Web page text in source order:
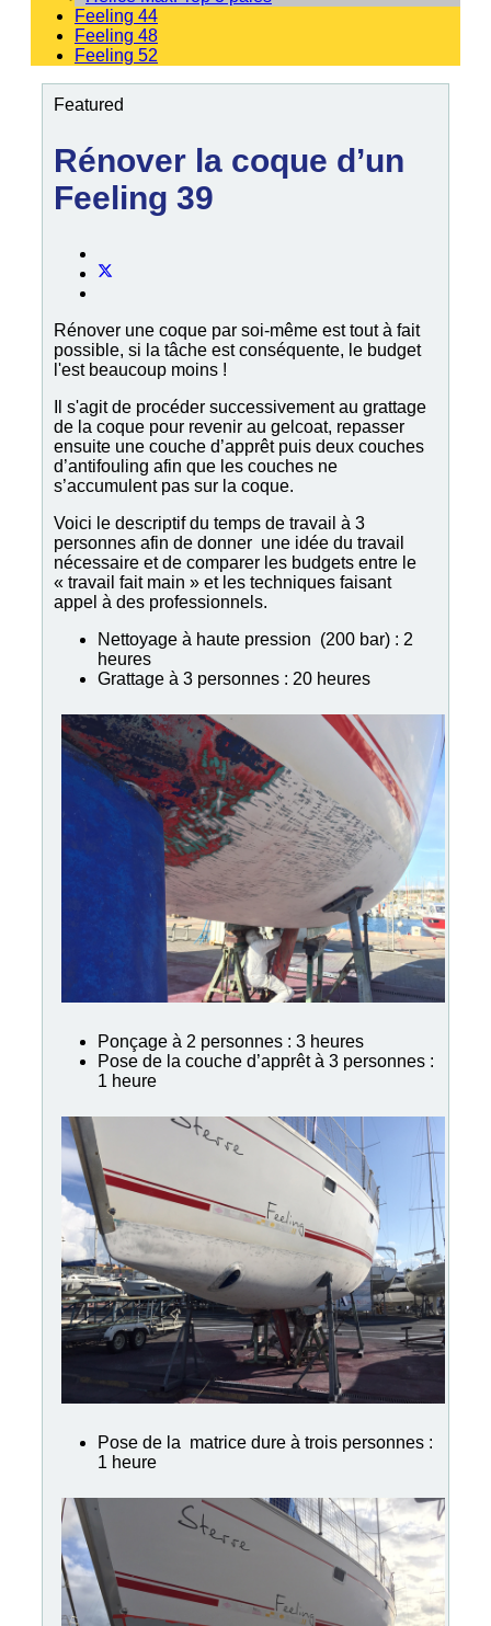
Feeling 44
Feeling 48
Feeling 52
Featured
Rénover la coque d’un
Feeling 39
Rénover une coque par soi-même est tout à fait
possible, si la tâche est conséquente, le budget
l'est beaucoup moins !
Il s'agit de procéder successivement au grattage
de la coque pour revenir au gelcoat, repasser
ensuite une couche d’apprêt puis deux couches
d’antifouling afin que les couches ne
s’accumulent pas sur la coque.
Voici le descriptif du temps de travail à 3
personnes afin de donner une idée du travail
nécessaire et de comparer les budgets entre le
« travail fait main » et les techniques faisant
appel à des professionnels.
Nettoyage à haute pression (200 bar) : 2
heures
Grattage à 3 personnes : 20 heures
Ponçage à 2 personnes : 3 heures
Pose de la couche d’apprêt à 3 personnes :
1 heure
Pose de la matrice dure à trois personnes :
1 heure